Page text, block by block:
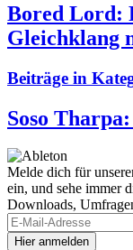
Bored Lord:
Gleichklang
Beiträge in
Soso
Melde dich für
ein, und sehe immer
Downloads,